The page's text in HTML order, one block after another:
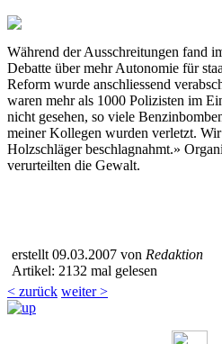
Während der Ausschreitungen fand
Debatte über mehr Autonomie für
Reform wurde anschliessend
waren mehr als 1000 Polizisten im
nicht gesehen, so viele
meiner Kollegen wurden verletzt.
Holzschläger beschlagnahmt.»
verurteilten die Gewalt.
erstellt 09.03.2007 von Redaktion
Artikel: 2132 mal gelesen
< zurück weiter >